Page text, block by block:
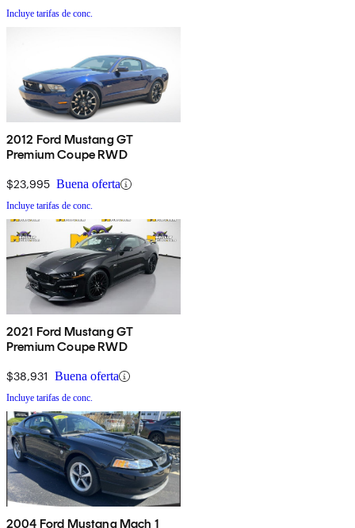
Incluye tarifas de conc.
2012 Ford Mustang GT
Premium Coupe RWD
$23,995 Buena oferta
Incluye tarifas de conc.
2021 Ford Mustang GT
Premium Coupe RWD
$38,931 Buena oferta
Incluye tarifas de conc.
2004 Ford Mustang Mach 1